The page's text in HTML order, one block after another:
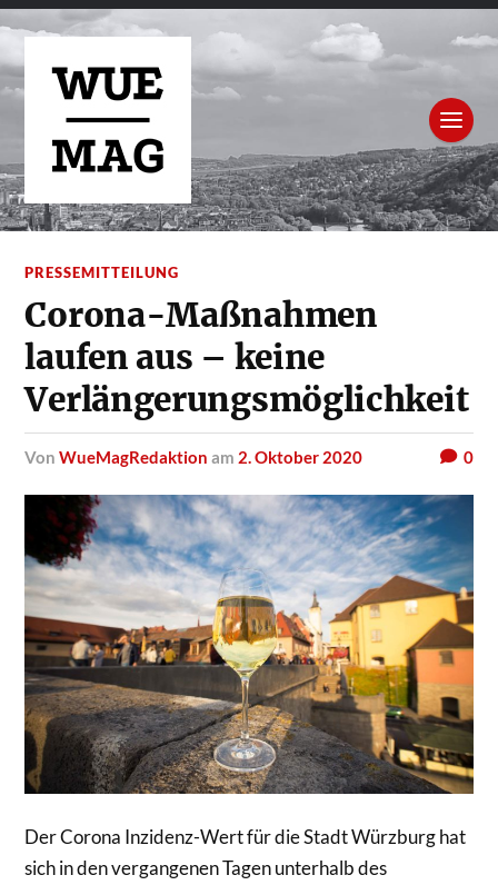
PRESSEMITTEILUNG
Corona-Maßnahmen
laufen aus – keine
Verlängerungsmöglichkeit
vonWueMagRedaktion am 2. Oktober 2020 0
Der Corona Inzidenz-Wert für die Stadt Würzburg hat
sich in den vergangenen Tagen unterhalb des